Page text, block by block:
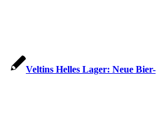
Veltins Helles Lager: Neue Bier-